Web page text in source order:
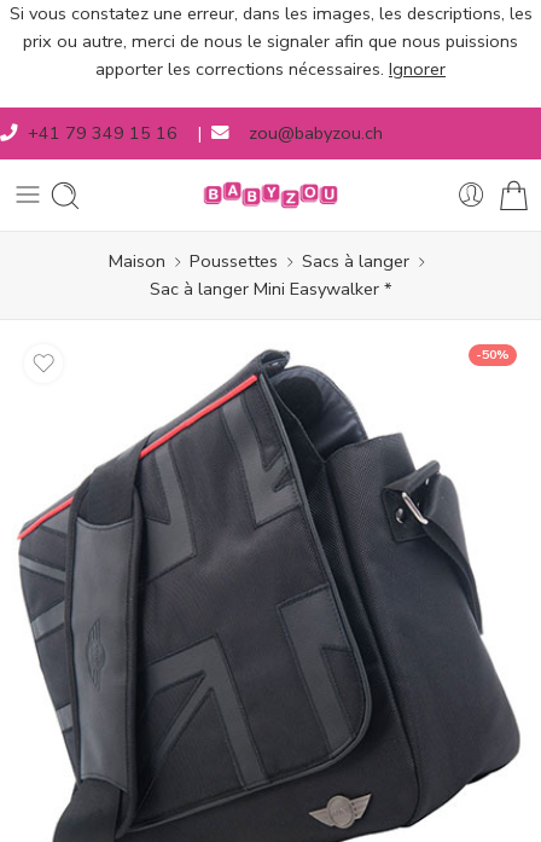
Si vous constatez une erreur, dans les images, les descriptions, les
prix ou autre, merci de nous le signaler afin que nous puissions
apporter les corrections nécessaires. Ignorer
+41 79 349 15 16 | zou@babyzou.ch
Maison Poussettes
Sacs à langer
Sac à langer Mini Easywalker *
-50%